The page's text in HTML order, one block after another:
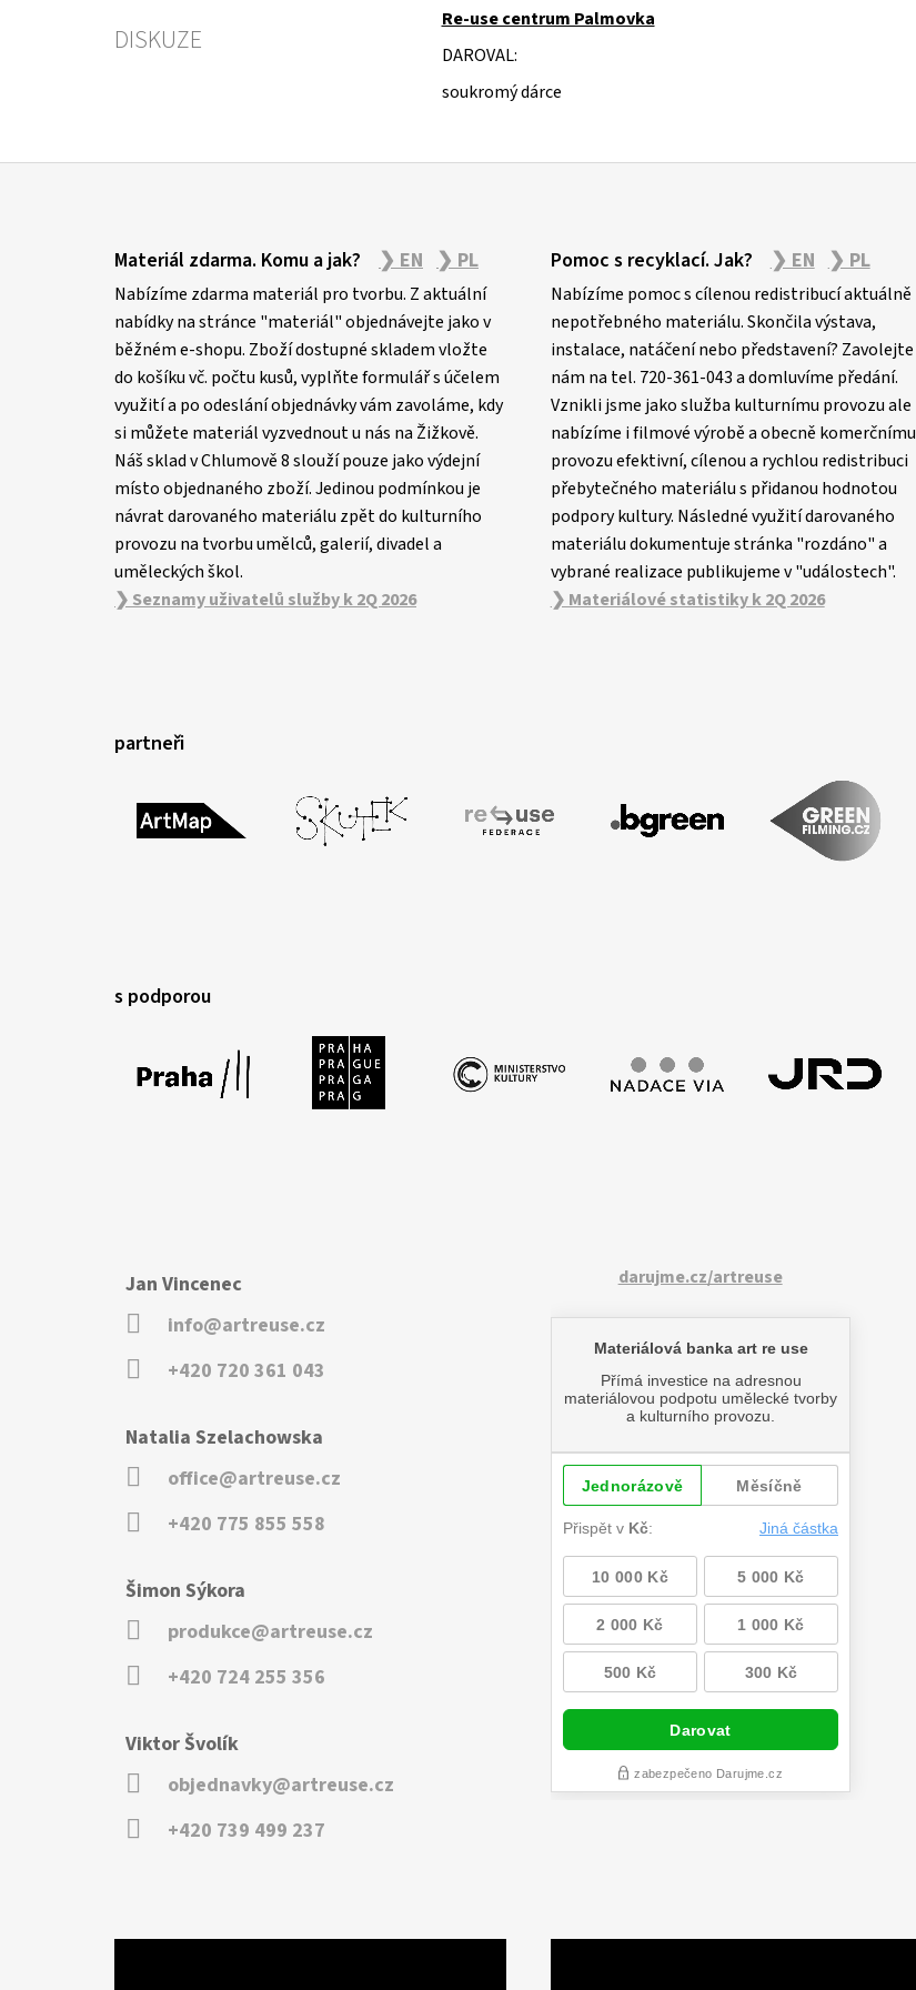
DISKUZE
Re-use centrum Palmovka
DAROVAL:
soukromý dárce
Materiál zdarma. Komu a jak? ❯ EN ❯ PL
Nabízíme zdarma materiál pro tvorbu. Z aktuální
nabídky na stránce "materiál" objednávejte jako v
běžném e-shopu. Zboží dostupné skladem vložte
do košíku vč. počtu kusů, vyplňte formulář s účelem
využití a po odeslání objednávky vám zavoláme, kdy
si můžete materiál vyzvednout u nás na Žižkově.
Náš sklad v Chlumově 8 slouží pouze jako výdejní
místo objednaného zboží. Jedinou podmínkou je
návrat darovaného materiálu zpět do kulturního
provozu na tvorbu umělců, galerií, divadel a
uměleckých škol.
❯ Seznamy uživatelů služby k 2Q 2026
Pomoc s recyklací. Jak? ❯ EN ❯ PL
Nabízíme pomoc s cílenou redistribucí aktuálně
nepotřebného materiálu. Skončila výstava,
instalace, natáčení nebo představení? Zavolejte
nám na tel. 720-361-043 a domluvíme předání.
Vznikli jsme jako služba kulturnímu provozu ale
nabízíme i filmové výrobě a obecně komerčnímu
provozu efektivní, cílenou a rychlou redistribuci
přebytečného materiálu s přidanou hodnotou
podpory kultury. Následné využití darovaného
materiálu dokumentuje stránka "rozdáno" a
vybrané realizace publikujeme v "událostech".
❯ Materiálové statistiky k 2Q 2026
partneři
s podporou
Jan Vincenec
info@artreuse.cz
+420 720 361 043
Natalia Szelachowska
office@artreuse.cz
+420 775 855 558
Šimon Sýkora
produkce@artreuse.cz
+420 724 255 356
Viktor Švolík
objednavky@artreuse.cz
+420 739 499 237
darujme.cz/artreuse